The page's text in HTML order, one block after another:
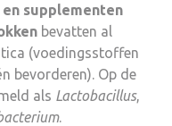
supplementen
bevatten al
(voedingsstoffen
bevorderen). Op de
als Lactobacillus,
.